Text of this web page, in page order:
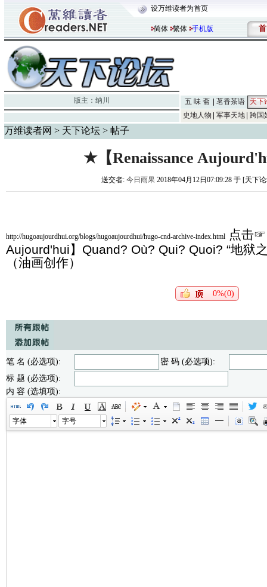
设万维读者为首页
简体 繁体 手机版 首
版主： 纳川 五 味 斋 茗香茶语
天下
史地人物
军事天地 跨国
万维读者网 > 天下论坛 > 帖子
★【Renaissance
送交者: 今日雨果2018年04月12日07:09:28 于 [天下
http://hugoaujourdhui.org/blogs/hugoaujourdhui/hugo-cnd-archive-index.html 点击
Aujourd'hui】Quand? Où? Qui? Quoi? “地狱
（油画创作）
0%(0)
笔 名 (必选项):
密 码 (必选项):
标 题 (必选项):
内 容 (选填项):
字体 字号